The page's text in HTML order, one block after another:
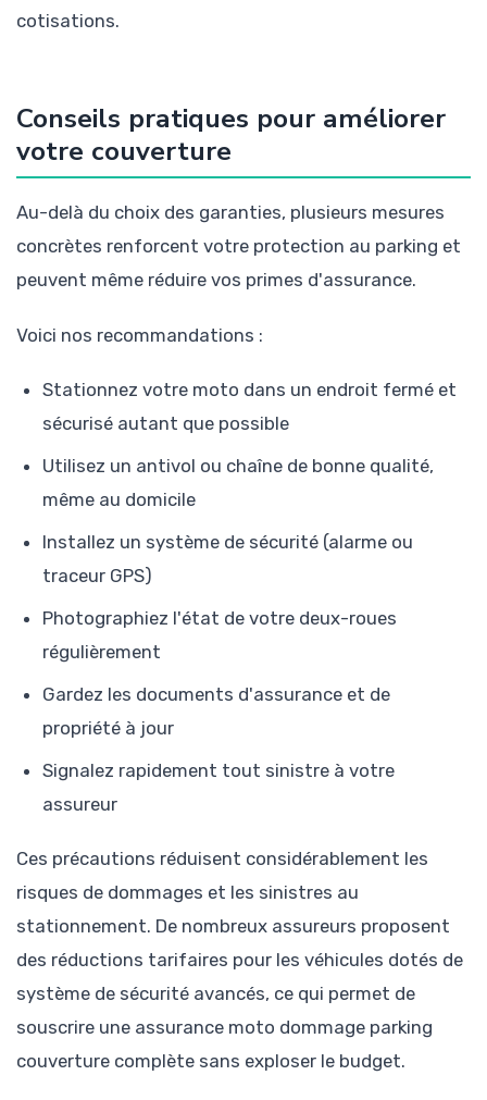
cotisations.
Conseils pratiques pour améliorer
votre couverture
Au-delà du choix des garanties, plusieurs mesures
concrètes renforcent votre protection au parking et
peuvent même réduire vos primes d'assurance.
Voici nos recommandations :
Stationnez votre moto dans un endroit fermé et
sécurisé autant que possible
Utilisez un antivol ou chaîne de bonne qualité,
même au domicile
Installez un système de sécurité (alarme ou
traceur GPS)
Photographiez l'état de votre deux-roues
régulièrement
Gardez les documents d'assurance et de
propriété à jour
Signalez rapidement tout sinistre à votre
assureur
Ces précautions réduisent considérablement les
risques de dommages et les sinistres au
stationnement. De nombreux assureurs proposent
des réductions tarifaires pour les véhicules dotés de
système de sécurité avancés, ce qui permet de
souscrire une assurance moto dommage parking
couverture complète sans exploser le budget.